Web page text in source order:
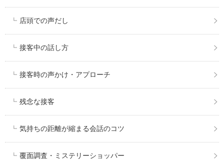
店頭での声だし
接客中の話し方
接客時の声かけ・アプローチ
残念な接客
気持ちの距離が縮まる会話のコツ
覆面調査・ミステリーショッパー